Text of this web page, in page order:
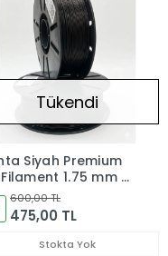
Tükendi
Siyah Premium
Filament 1.75 mm –
600,00 TL
475,00 TL
Stokta Yok